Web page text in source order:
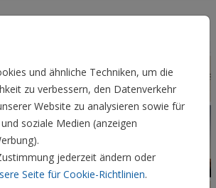
und ähnliche Techniken, um die
zu verbessern, den Datenverkehr
Website zu analysieren sowie für
soziale Medien (anzeigen
jederzeit ändern oder
Seite für Cookie-Richtlinien.